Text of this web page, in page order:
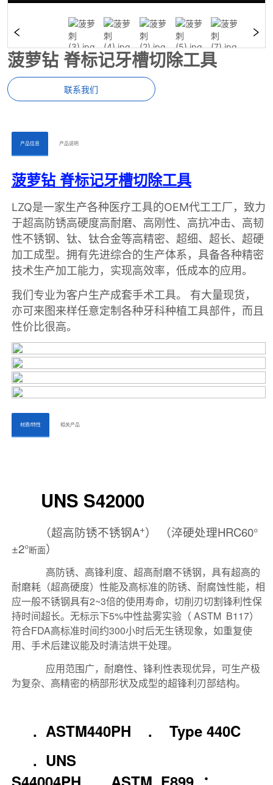
菠萝钻 脊标记牙槽切除工具
联系我们
ㅤㅤ产品信息ㅤㅤ ㅤㅤ产品说明ㅤㅤ
ㅤㅤ材质/特性ㅤㅤ ㅤㅤ相关产品ㅤㅤㅤ